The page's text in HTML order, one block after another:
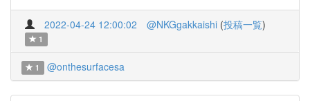
2022-04-24 12:00:02 @NKGgakkaishi (投稿一覧)
1
1 @onthesurfacesa